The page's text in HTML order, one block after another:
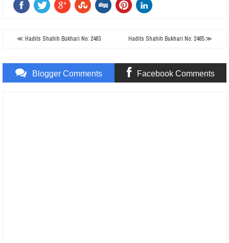
≪ Hadits Shahih Bukhari No: 2463 Hadits Shahih Bukhari No: 2465 ≫
Blogger Comments Facebook Comments